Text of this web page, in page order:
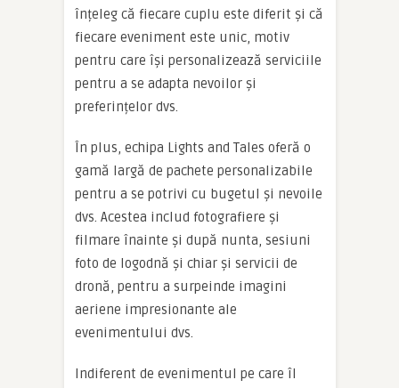
înțeleg că fiecare cuplu este diferit și că
fiecare eveniment este unic, motiv
pentru care își personalizează serviciile
pentru a se adapta nevoilor și
preferințelor dvs.
În plus, echipa Lights and Tales oferă o
gamă largă de pachete personalizabile
pentru a se potrivi cu bugetul și nevoile
dvs. Acestea includ fotografiere și
filmare înainte și după nunta, sesiuni
foto de logodnă și chiar și servicii de
dronă, pentru a surpeinde imagini
aeriene impresionante ale
evenimentului dvs.
Indiferent de evenimentul pe care îl